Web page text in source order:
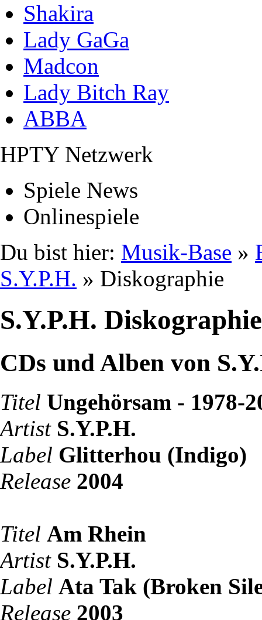
Shakira
Lady GaGa
Madcon
Lady Bitch Ray
ABBA
HPTY Netzwerk
Spiele News
Onlinespiele
Du bist hier: Musik-Base »
S.Y.P.H. » Diskographie
S.Y.P.H. Diskographie
CDs und Alben von
Titel Ungehörsam - 1978-
Artist S.Y.P.H.
Label Glitterhou (Indigo)
Release 2004
Titel Am Rhein
Artist S.Y.P.H.
Label Ata Tak (Broken
Release 2003